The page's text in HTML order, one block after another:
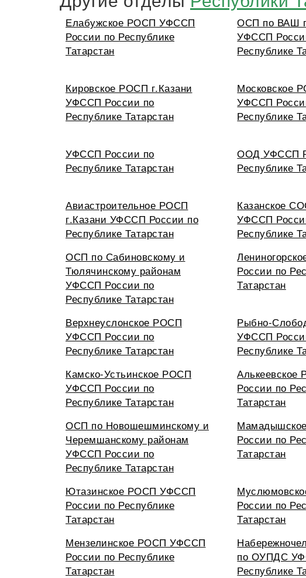
Елабужское РОСП УФССП
России по Республике
Татарстан
ОСП по ВАШ
УФССП
Республике
Кировское РОСП г.Казани
УФССП России по
Республике Татарстан
Московское
УФССП
Республике
УФССП России по
Республике Татарстан
ООД УФССП
Республике
Авиастроительное РОСП
г.Казани УФССП России по
Республике Татарстан
Казанское
УФССП
Республике
ОСП по Сабиновскому и
Тюлячинскому районам
УФССП России по
Республике Татарстан
России по
Татарстан
Верхнеуслонское РОСП
УФССП России по
Республике Татарстан
Рыбно-
УФССП
Республике
Камско-Устьинское РОСП
УФССП России по
Республике Татарстан
России по
Татарстан
ОСП по Новошешминскому и
Черемшанскому районам
УФССП России по
Республике Татарстан
России по
Татарстан
Ютазинское РОСП УФССП
России по Республике
Татарстан
России по
Татарстан
Мензелинское РОСП УФССП
России по Республике
Татарстан
по ОУПДС
Республике